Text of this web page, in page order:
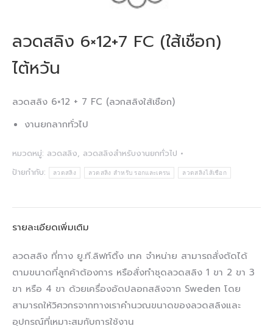
ลวดสลิง 6×12+7 FC (ใส้เชือก)
ไต้หวัน
ลวดสลิง 6×12 + 7 FC (ลวกสลิงใส้เชือก)
งานยกลากทั่วไป
หมวดหมู่: ลวดสลิง, ลวดสลิงสำหรับงานยกทั่วไป
ป้ายกำกับ:
ลวดสลิง ลวดสลิง สำหรับ รอกและเครน ลวดสลิงไส้เชือก
รายละเอียดเพิ่มเติม
ลวดสลิง ที่ทาง ยู.ที.ลิฟท์ติ้ง เทค จำหน่าย สามารถสั่งตัดได้
ตามขนาดที่ลูกค้าต้องการ หรือสั่งทำชุดลวดสลิง 1 ขา 2 ขา 3
ขา หรือ 4 ขา ด้วยเครื่องอัดปลอกสลิงจาก Sweden โดย
สามารถให้วิศวกรจากทางเราคำนวณขนาดของลวดสลิงและ
อุปกรณ์ที่เหมาะสมกับการใช้งาน